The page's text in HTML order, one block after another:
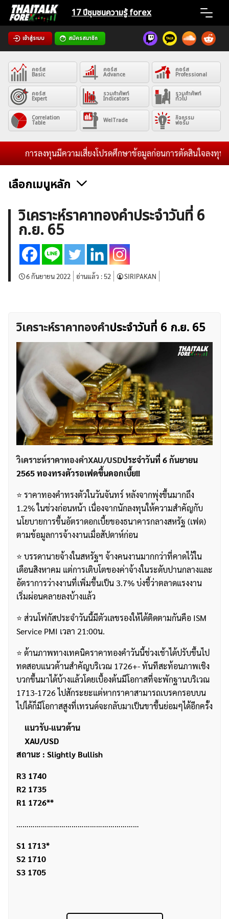
Skip
content
17 ปีชุมชนความรู้ forex
เข้าสู่ระบบ สมัครสมาชิก
Home
News
Articles
VPS Register
ค้นหา
สำหรับ:
คอร์ส
Basic
คอร์ส
Advance
คอร์ส
Professional
คอร์ส
Expert
รวมคำศัพท์
Indicators
รวมคำศัพท์
ทั่วไป
Correlation
Table WelTrade กิจกรรม
ฟอรั่ม
การลงทุนมีความเสี่ยงโปรดศึกษาข้อมูลก่อนการตัดสินใจลงทุน แ
เลือกเมนูหลัก
ข่าวฟอเร็กซ์และสกุลเงิน คริปโตเคอร์เรนซี
ฟรีซิกแนล รายวัน
บทวิเคราะห์
เศรษฐกิจทั่วไป
สินค้าโภคภัณฑ์
โบรกเกอร์ FX
โปรโมชั่น Forex
กองทุน Forex
ฟรี EA
วิเคราะห์ราคาทองคําประจำวันที่ 6
ก.ย. 65
6 กันยายน 2022 อ่านแล้ว :52 SIRIPAKAN
วิเคราะห์ราคาทองคําประจำวันที่ 6 ก.ย. 65
วิเคราะห์ราคาทองคำXAU/USDประจำวันที่ 6 กันยายน
2565 ทองทรงตัวรอเฟดขึ้นดอกเบี้ย!!
⭐️ ราคาทองคำทรงตัวในวันจันทร์ หลังจากพุ่งขึ้นมากถึง
1.2% ในช่วงก่อนหน้า เนื่องจากนักลงทุนให้ความสำคัญกับ
นโยบายการขึ้นอัตราดอกเบี้ยของธนาคารกลางสหรัฐ (เฟด)
ตามข้อมูลการจ้างงานเมื่อสัปดาห์ก่อน
⭐️ บรรดานายจ้างในสหรัฐฯ จ้างคนงานมากกว่าที่คาดไว้ใน
เดือนสิงหาคม แต่การเติบโตของค่าจ้างในระดับปานกลางและ
อัตราการว่างงานที่เพิ่มขึ้นเป็น 3.7% บ่งชี้ว่าตลาดแรงงาน
เริ่มผ่อนคลายลงบ้างแล้ว
⭐️ ส่วนโฟกัสประจำวันนี้มีตัวเลขรองให้ได้ติดตามกันคือ ISM
Service PMI เวลา 21:00น.
⭐️ ด้านภาพทางเทคนิคราคาทองคำวันนี้ช่วงเช้าได้ปรับขึ้นไป
ทดสอบแนวต้านสำคัญบริเวณ 1726+- ทันทีสะท้อนภาพเชิง
บวกขึ้นมาได้บ้างแล้วโดยเบื้องต้นมีโอกาสที่จะพักฐานบริเวณ
1713-1726 ไปสักระยะแต่หากราคาสามารถเบรคกรอบบน
ไปได้ก็มีโอกาสสูงที่เทรนด์จะกลับมาเป็นขาขึ้นย่อมๆได้อีกครั้ง
แนวรับ-แนวต้าน
XAU/USD
สถานะ : Slightly Bullish
R3 1740
R2 1735
R1 1726**
……………………………………………………
S1 1713*
S2 1710
S3 1705